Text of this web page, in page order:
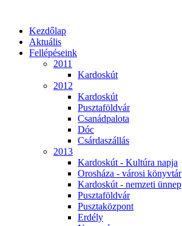
Kezdőlap
Aktuális
Fellépéseink
2011
Kardoskút
2012
Kardoskút
Pusztaföldvár
Csanádpalota
Dóc
Csárdaszállás
2013
Kardoskút - Kultúra napja
Orosháza - városi könyvtár
Kardoskút - nemzeti ünnep
Pusztaföldvár
Pusztaközpont
Erdély